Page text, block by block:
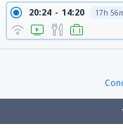
20:24 14:20 17h